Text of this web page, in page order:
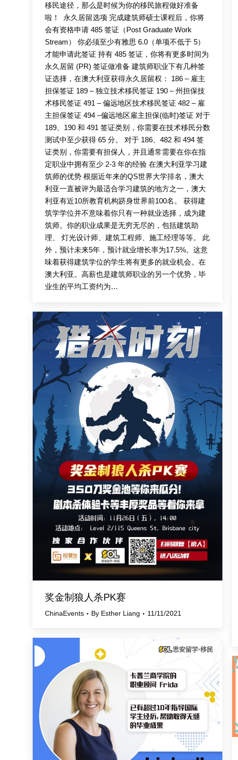
移民途径，那么是时候为你的移民旅程做好准备
啦！ 永久居留选项 完成建筑师硕士课程后，你将
会有资格申请 485 签证（Post Graduate Work
Stream） 你必须至少有雅思 6.0（单项不低于 5）
才能申请此签证 持有 485 签证，你将有更多时间为
永久居留 (PR) 签证做准备 建筑师职业下有几种签
证选择，在澳大利亚获得永久居留权： 186 – 雇主
担保签证 189 – 独立技术移民签证 190 – 州担保技
术移民签证 491 – 偏远地区技术移民签证 482 – 雇
主担保签证 494 –偏远地区雇主担保(临时)签证 对于
189、190 和 491 签证类别，你需要在技术移民分数
测试中至少获得 65 分。 对于 186、482 和 494 签
证类别，你需要有担保人，并且通常需要在你在指
定职业中拥有至少 2-3 年的经验 在澳大利亚学习建
筑师的优势 根据近年来的QS世界大学排名，澳大
利亚一直被评为最适合学习建筑的地方之一，澳大
利亚有近10所教育机构跻身世界前100名。 获得建
筑学学位并不意味着你只有一种就业选择，成为建
筑师。你的职业成果是无穷无尽的，包括建筑助
理、 灯光设计师、建筑工程师、施工经理等等。 此
外，预计未来5年，预计就业增长率为17.5%。这意
味着获得建筑学位的学生将有更多的就业机会。在
澳大利亚。高薪也是建筑师职业的另一个优势，毕
业生的平均工资约为…
奖金制狼人杀PK赛
ChinaEvents By Esther Liang 11/11/2021